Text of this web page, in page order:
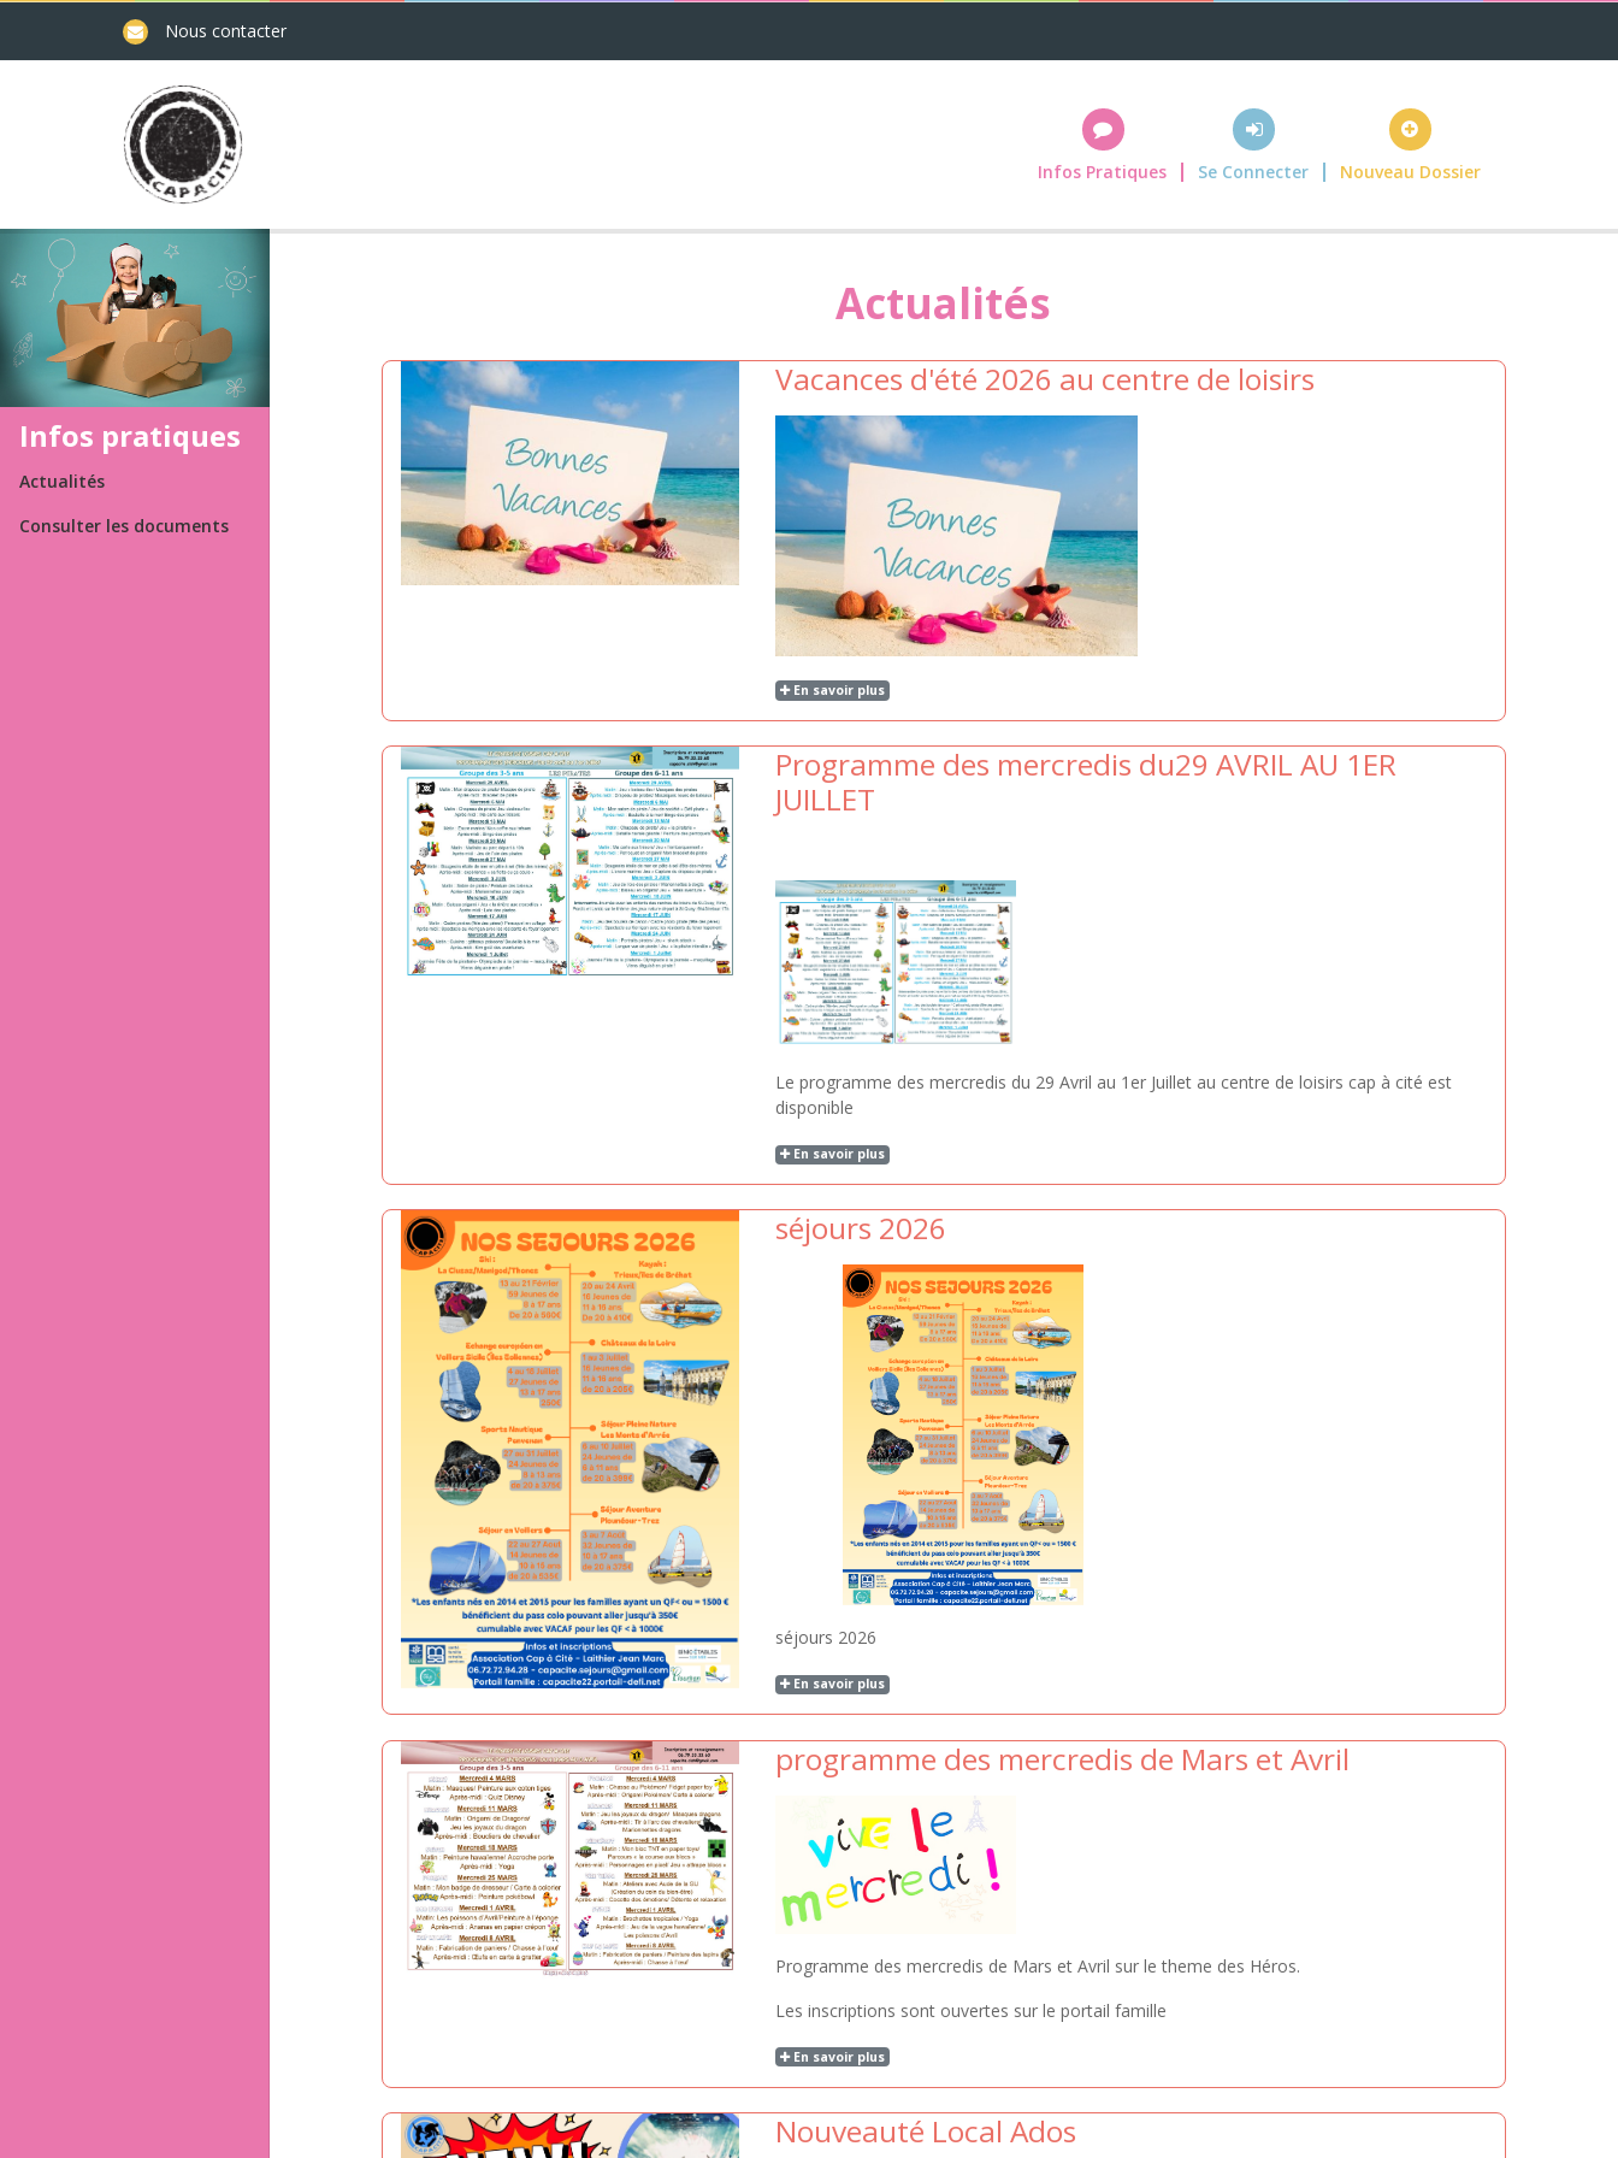
Nous contacter
Infos Pratiques Se Connecter Nouveau Dossier
Infos pratiques
Actualités
Consulter les documents
Actualités
Vacances d'été 2026 au centre de loisirs
En savoir plus
Programme des mercredis du29 AVRIL AU 1ER
JUILLET
Le programme des mercredis du 29 Avril au 1er Juillet au centre de loisirs cap à cité est
disponible
En savoir plus
séjours 2026
séjours 2026
En savoir plus
programme des mercredis de Mars et Avril
Programme des mercredis de Mars et Avril sur le theme des Héros.
Les inscriptions sont ouvertes sur le portail famille
En savoir plus
Nouveauté Local Ados